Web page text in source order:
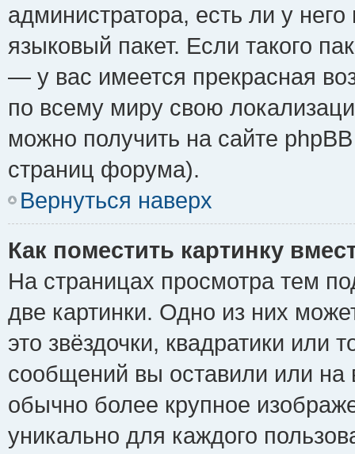
администратора, есть ли у
языковый пакет. Если такого
— у вас имеется прекрасная
по всему миру свою
можно получить на сайте
страниц форума).
Вернуться наверх
Как поместить картинку
На страницах просмотра тем
две картинки. Одно из них
это звёздочки, квадратики или
сообщений вы оставили или
обычно более крупное
уникально для каждого